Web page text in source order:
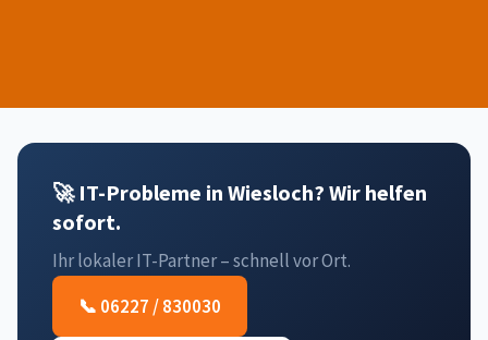
🚀 IT-Probleme in Wiesloch? Wir helfen
sofort.
Ihr lokaler IT-Partner – schnell vor Ort.
📞 06227 / 830030